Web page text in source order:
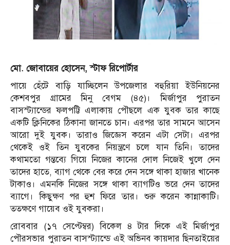
মো. জোবায়ের হোসেন, স্টাফ রিপোর্টার
পায়ে হেঁটে বাড়ি যাচ্ছিলেন উপজেলার বহুরিয়া ইউনিয়নের
কেশবপুর গ্রামের মিনু বেগম (৪৫)। মির্জাপুর পুরাতন
বাসস্ট্যান্ডের ফলপট্টি এলাকায় পৌছলে এক যুবক তার কাছে
একটি ক্লিনিকের ঠিকানা জানতে চান। এরপর তার সামনে আসেন
আরো দুই যুবক। তারাও জিজ্ঞেস করেন এটা সেটা। এরপর
থেকেই ওই তিন যুবকের নিয়ন্ত্রণে চলে যান তিনি। তাদের
কথামতো গন্তব্যে গিয়ে নিজের কানের দোল নিজেই খুলে দেন
তাদের হাতে, ব্যাগ থেকে বের করে দেন সঙ্গে থাকা হাজার খানেক
টাকাও। এমনকি নিজের সঙ্গে থাকা ব্যাগটিও ভরে দেন তাদের
ব্যাগে। কিছুক্ষণ পর হুশ ফিরে তার। শুরু করেন কান্নাকাটি।
ততক্ষণে গায়েব ওই যুবকরা।
রোববার (১৭ সেপ্টেম্বর) বিকেল ৪ টার দিকে এই মির্জাপুর
পৌরসভার পুরাতন বাসস্ট্যান্ডে এই অভিনব কায়দার ছিনতাইয়ের